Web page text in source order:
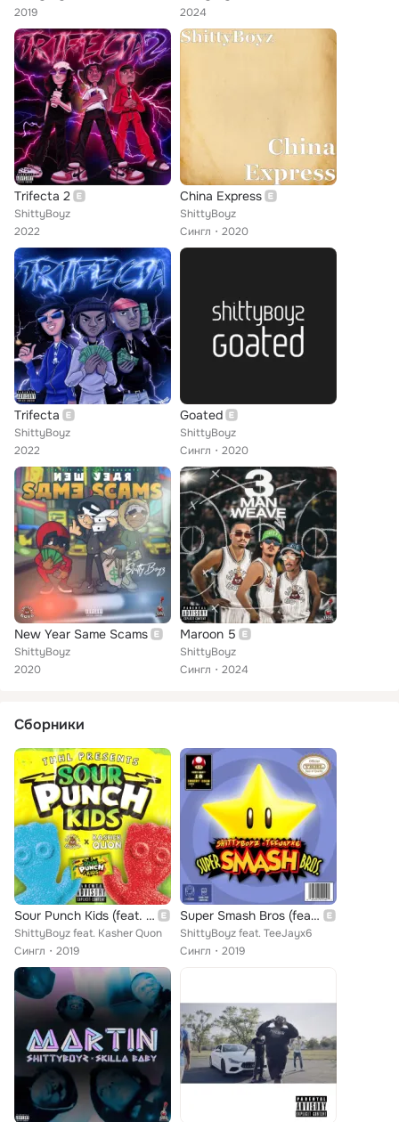
2019
2024
Trifecta 2
ShittyBoyz
2022
China Express
ShittyBoyz
Сингл
2020
Trifecta
ShittyBoyz
2022
Goated
ShittyBoyz
Сингл
2020
New Year Same Scams
ShittyBoyz
2020
Maroon 5
ShittyBoyz
Сингл
2024
Сборники
Sour Punch Kids (feat. Kasher Quon)
ShittyBoyz feat. Kasher Quon
Сингл
2019
Super Smash Bros (feat. TeeJayx6)
ShittyBoyz feat. TeeJayx6
Сингл
2019